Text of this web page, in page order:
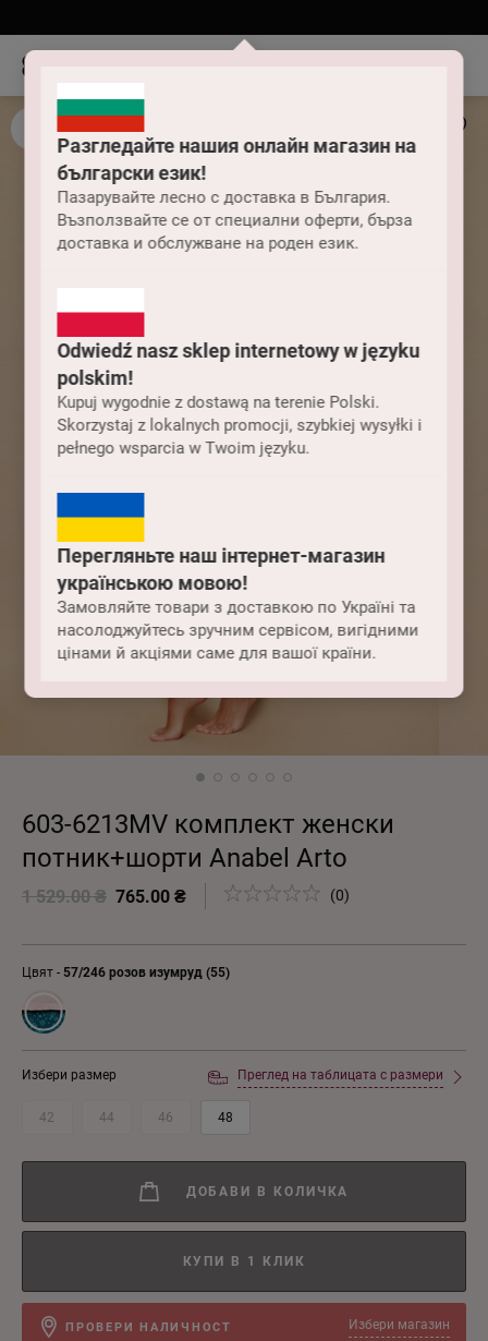
Разгледайте нашия онлайн магазин на
български език!
Пазарувайте лесно с доставка в България.
Възползвайте се от специални оферти, бърза
доставка и обслужване на роден език.
Odwiedź nasz sklep internetowy w języku
polskim!
Kupuj wygodnie z dostawą na terenie Polski.
Skorzystaj z lokalnych promocji, szybkiej wysyłki i
pełnego wsparcia w Twoim języku.
Перегляньте наш інтернет-магазин
українською мовою!
Замовляйте товари з доставкою по Україні та
насолоджуйтесь зручним сервісом, вигідними
цінами й акціями саме для вашої країни.
603-6213MV комплект женски
потник+шорти Anabel Arto
1 529.00 ₴ 765.00 ₴ (0)
Цвят - 57/246 розов изумруд (55)
Избери размер Преглед на таблицата с размери
42 44 46 48
ДОБАВИ В КОЛИЧКА
КУПИ В 1 КЛИК
ПРОВЕРИ НАЛИЧНОСТ Избери магазин